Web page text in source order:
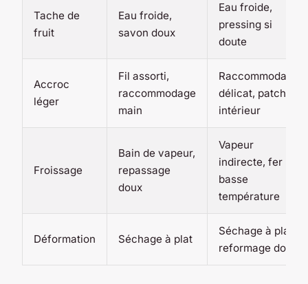
Tache de
fruit
Eau froide,
savon doux
Eau froide,
pressing si
doute
Accroc
léger
Fil assorti,
raccommodage
main
Raccommodage
délicat, patch
intérieur
Froissage
Bain de vapeur,
repassage
doux
Vapeur
indirecte, fer
basse
température
Déformation Séchage à plat
Séchage à plat,
reformage doux